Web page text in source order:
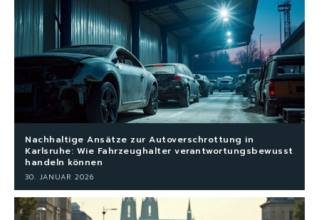
Nachhaltige Ansätze zur Autoverschrottung in
Karlsruhe: Wie Fahrzeughalter verantwortungsbewusst
handeln können
30. JANUAR 2026